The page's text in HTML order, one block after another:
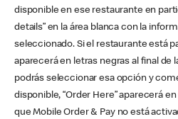
disponible en ese restaurante en
details” en la área blanca con la
seleccionado. Si el restaurante está
aparecerá en letras negras al final de
podrás seleccionar esa opción y
disponible, “Order Here” aparecerá
que Mobile Order & Pay no está